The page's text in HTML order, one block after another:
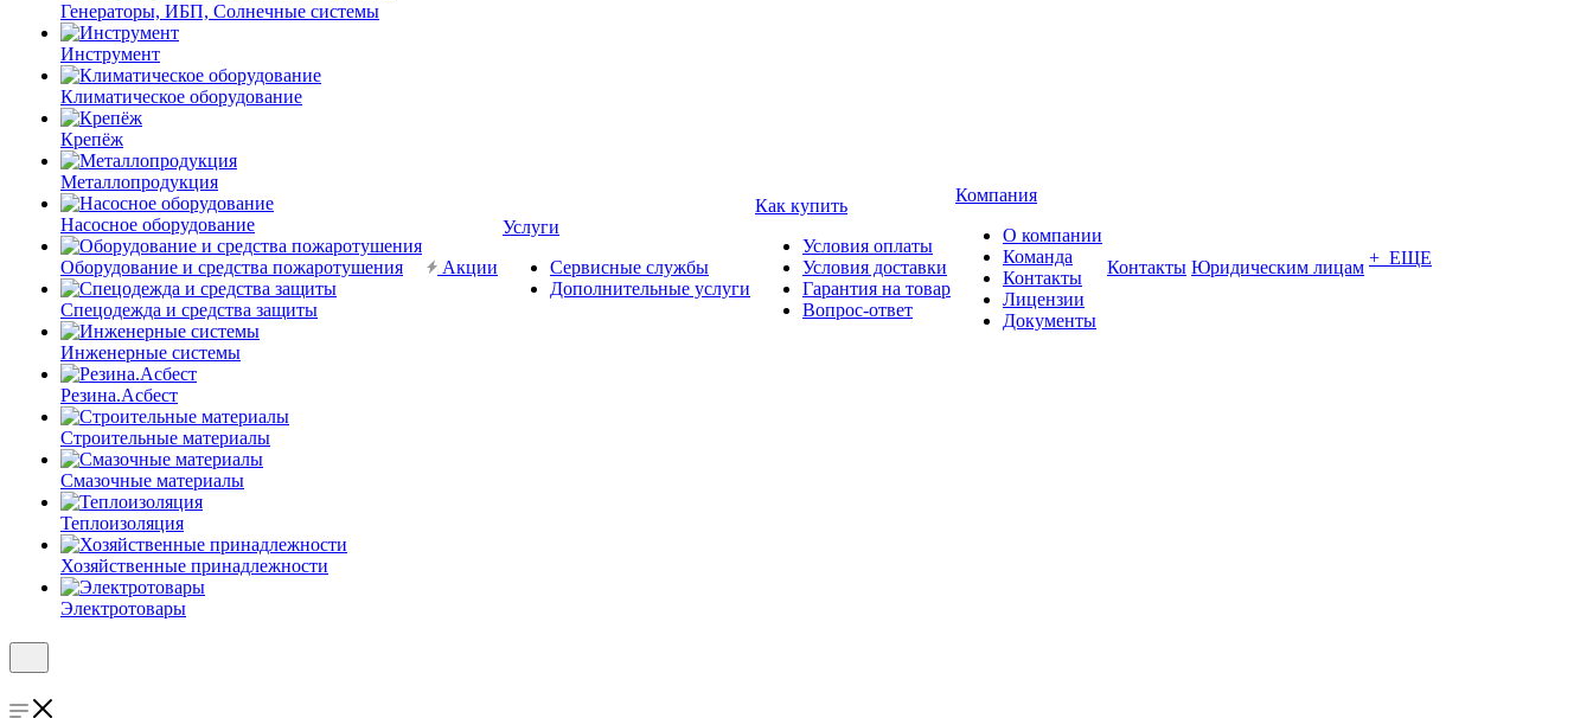
Генераторы, ИБП, Солнечные системы
Инструмент
Климатическое оборудование
Крепёж
Металлопродукция
Насосное оборудование
Оборудование и средства пожаротушения
Спецодежда и средства защиты
Инженерные системы
Резина.Асбест
Строительные материалы
Смазочные материалы
Теплоизоляция
Хозяйственные принадлежности
Электротовары
Акции
Услуги
Сервисные службы
Дополнительные услуги
Как купить
Условия оплаты
Условия доставки
Гарантия на товар
Вопрос-ответ
Компания
О компании
Команда
Контакты
Лицензии
Документы
Контакты Юридическим лицам + ЕЩЕ